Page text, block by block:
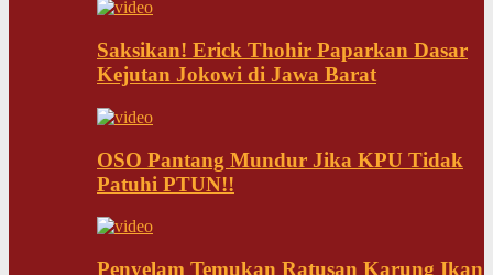
Saksikan! Erick Thohir Paparkan Dasar
Kejutan Jokowi di Jawa Barat
OSO Pantang Mundur Jika KPU Tidak
Patuhi PTUN!!
Penyelam Temukan Ratusan Karung Ikan